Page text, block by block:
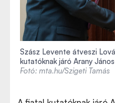
Szász Levente átveszi
kutatóknak járó Arany
Fotó: mta.hu/Szigeti Tamás